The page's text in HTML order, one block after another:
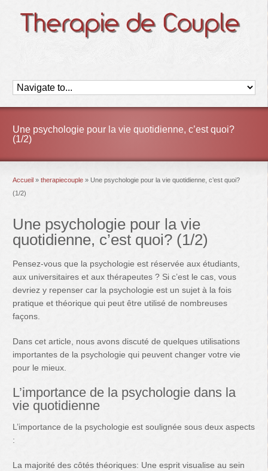
Une psychologie pour la vie quotidienne, c’est quoi?
(1/2)
Accueil » therapiecouple » Une psychologie pour la vie quotidienne, c’est quoi?
(1/2)
Une psychologie pour la vie
quotidienne, c’est quoi? (1/2)
Pensez-vous que la psychologie est réservée aux étudiants,
aux universitaires et aux thérapeutes ? Si c’est le cas, vous
devriez y repenser car la psychologie est un sujet à la fois
pratique et théorique qui peut être utilisé de nombreuses
façons.
Dans cet article, nous avons discuté de quelques utilisations
importantes de la psychologie qui peuvent changer votre vie
pour le mieux.
L’importance de la psychologie dans la
vie quotidienne
L’importance de la psychologie est soulignée sous deux aspects
:
La majorité des côtés théoriques: Une esprit visualise au sein